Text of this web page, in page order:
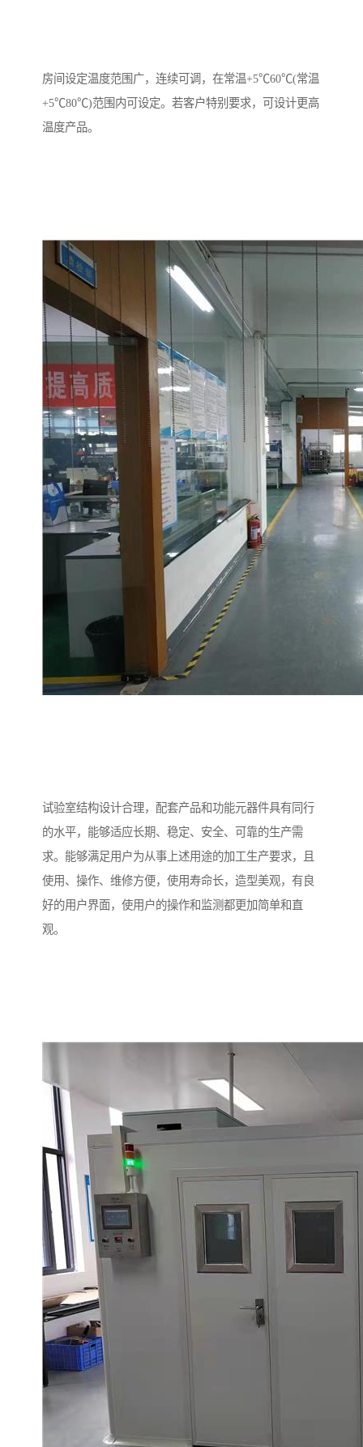
房间设定温度范围广，连续可调，在常温+5℃60℃(常温
+5℃80℃)范围内可设定。若客户特别要求，可设计更高
温度产品。
试验室结构设计合理，配套产品和功能元器件具有同行
的水平，能够适应长期、稳定、安全、可靠的生产需
求。能够满足用户为从事上述用途的加工生产要求，且
使用、操作、维修方便，使用寿命长，造型美观，有良
好的用户界面，使用户的操作和监测都更加简单和直
观。